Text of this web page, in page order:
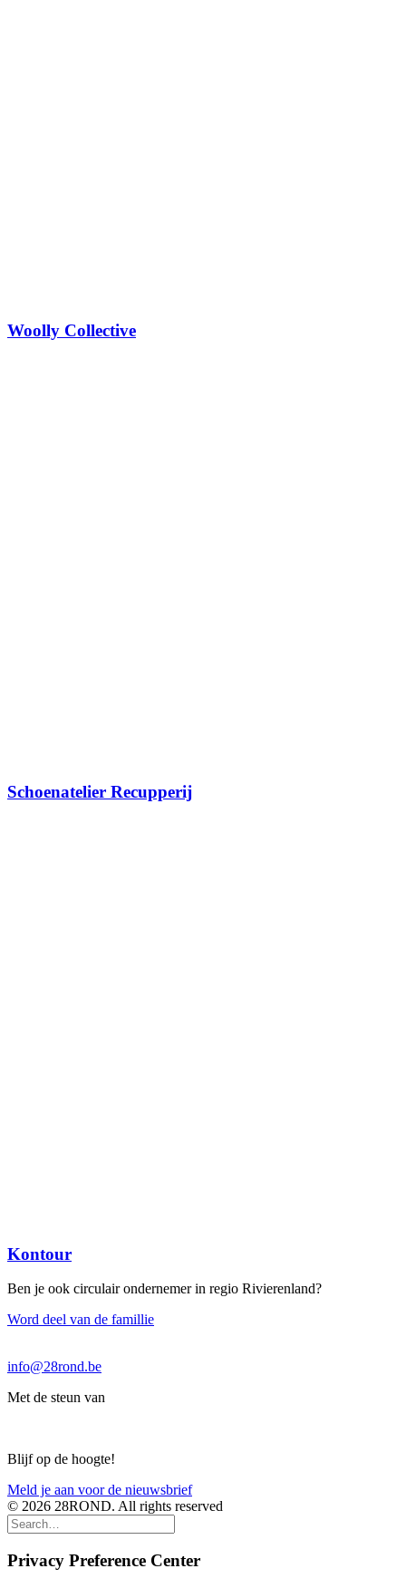
Woolly Collective
Schoenatelier Recupperij
Kontour
Ben je ook circulair ondernemer in regio Rivierenland?
Word deel van de famillie
info@28rond.be
Met de steun van
Blijf op de hoogte!
Meld je aan voor de nieuwsbrief
© 2026 28ROND. All rights reserved
Privacy Preference Center